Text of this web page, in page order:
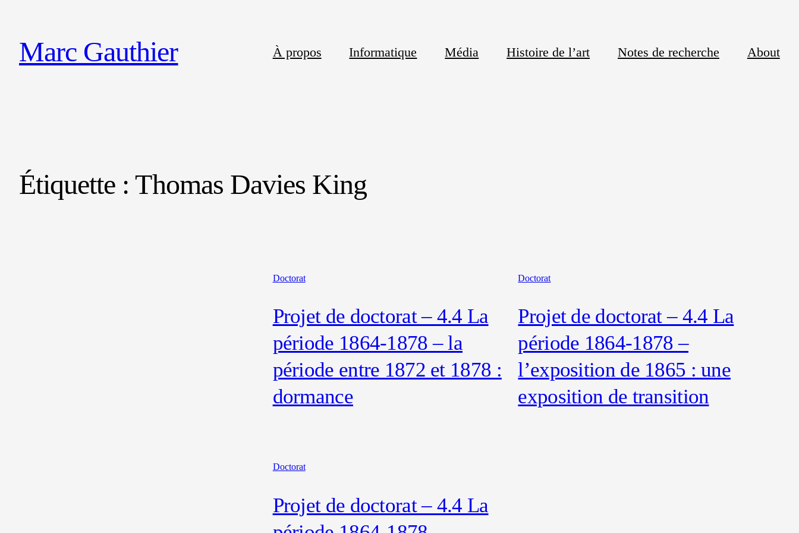
Marc Gauthier À propos Informatique Média Histoire de l’art Notes de recherche About
Étiquette :Thomas Davies King
Doctorat
Projet de doctorat – 4.4 La
période 1864-1878 – la
période entre 1872 et 1878 :
dormance
Doctorat
Projet de doctorat – 4.4 La
période 1864-1878 –
l’exposition de 1865 : une
exposition de transition
Doctorat
Projet de doctorat – 4.4 La